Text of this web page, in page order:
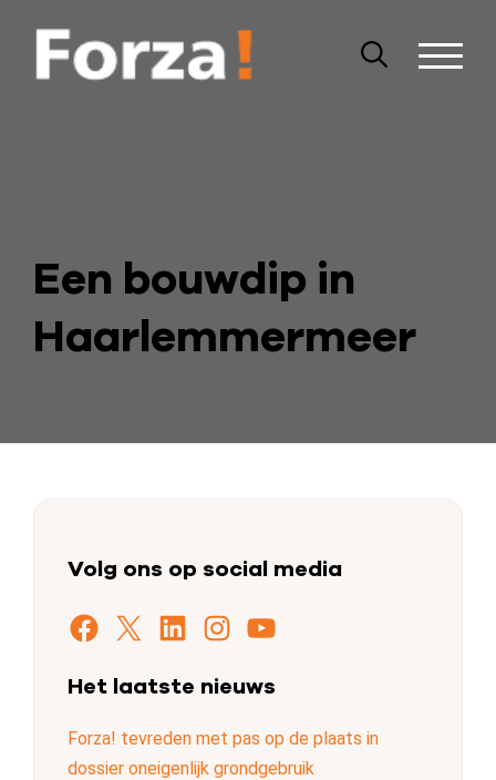
Een bouwdip in
Haarlemmermeer
Volg ons op social media
Facebook X LinkedIn Instagram YouTube
Het laatste nieuws
Forza! tevreden met pas op de plaats in
dossier oneigenlijk grondgebruik